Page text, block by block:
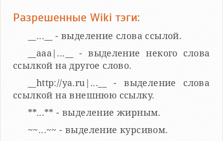
Разрешенные Wiki тэги:
__...__ - выделение слова ссылой.
__aaa|...__ - выделение некого слова
ссылкой на другое слово.
__http://ya.ru|...__ - выделение слова
ссылкой на внешнюю ссылку.
**...** - выделение жирным.
~~...~~ - выделение курсивом.